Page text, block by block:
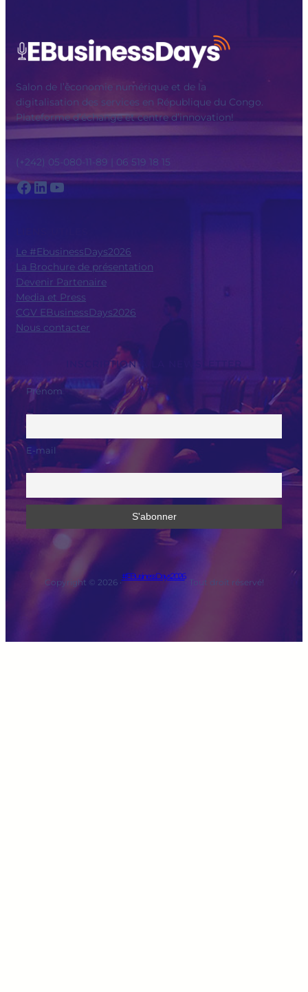
Salon de l’économie numérique et de la
digitalisation des services en République du Congo.
Plateforme d’échange et centre d’innovation!
(+242) 05-080-11-89 | 06 519 18 15
Facebook LinkedIn YouTube
Le #EbusinessDays2026
La Brochure de présentation
Devenir Partenaire
Media et Press
CGV EBusinessDays2026
Nous contacter
INSCRIPTION À LA NEWSLETTER
Prénom
E-mail
Copyright © 2026 ·
#EBusinessDays2026
· Tout droit réservé!